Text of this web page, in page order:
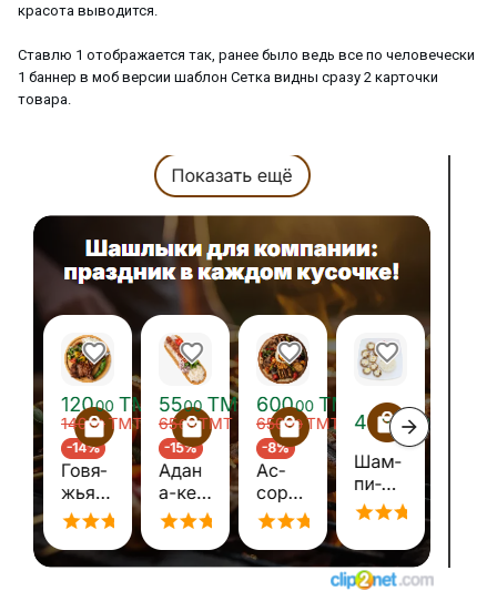
красота выводится.
Ставлю 1 отображается так, ранее было ведь все по человечески
1 баннер в моб версии шаблон Сетка видны сразу 2 карточки
товара.